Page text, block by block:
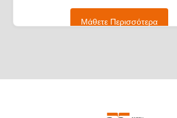
υπεύθυνος για περιστατικά
Μάθετε Περισσότερα